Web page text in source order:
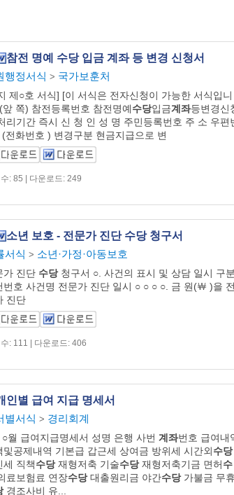
참전 명예 수당 입금 계좌 등 변경 신청서
행정서식 > 국가보훈처
제○호 서식] [이 서식은 전자신청이 가능한 서식입니
앞 쪽) 참전등록번호 참전명예수당입금계좌등변경신
리기간 즉시 신 청 인 성 명 주민등록번호 주 소 우편
(전화번호 ) 변경구분 현금지급으로 변
: 85 | 다운로드: 249
소년 보호 - 전문가 진단 수당 청구서
서식 > 소년·가정·아동보호
가 진단 수당청구서 ○. 사건의 표시 및 상담 일시 구
번호 사건명 전문가 진단 일시 ○ ○ ○ ○. 금 원(￦ )을
진단
: 111 | 다운로드: 406
인별 급여 지급 명세서
별서식 > 경리회계
○월 급여지급명세서 성명 은행 사번 계좌번호 급여내
및공제내역 기본급 갑근세 상여금 방위세 시간외수당
세 직책수당재형저축 기술수당재형저축기금 면허수
료보험료 연장수당대출원리금 야간수당가불금 무
경조사비 유...